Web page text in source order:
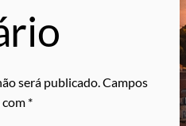
será publicado.Campos
*